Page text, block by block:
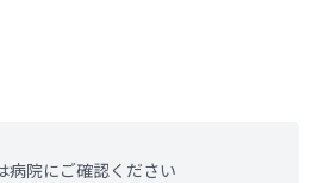
病院にご確認ください